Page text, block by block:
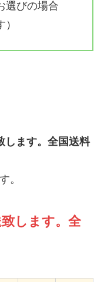
選びの場合
します。全国送料
。
します。全